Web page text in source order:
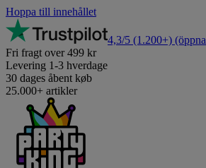
Hoppa till innehållet
4,3/5 (1.200+)
Fri fragt over 499 kr
Levering 1-3 hverdage
30 dages åbent køb
25.000+ artikler